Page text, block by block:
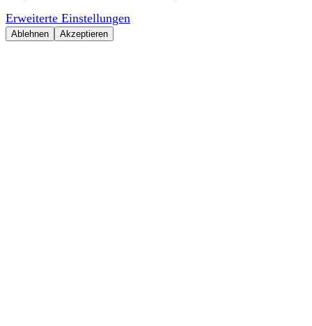
Erweiterte Einstellungen
Ablehnen Akzeptieren